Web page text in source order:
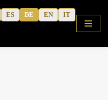
ES DE EN IT